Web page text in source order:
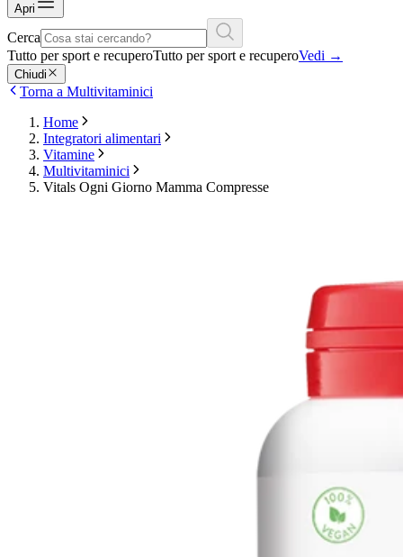
Apri
Cerca
Tutto per sport e recuperoTutto per sport e recuperoVedi →
Chiudi
Torna a Multivitaminici
Home
Integratori alimentari
Vitamine
Multivitaminici
Vitals Ogni Giorno Mamma Compresse